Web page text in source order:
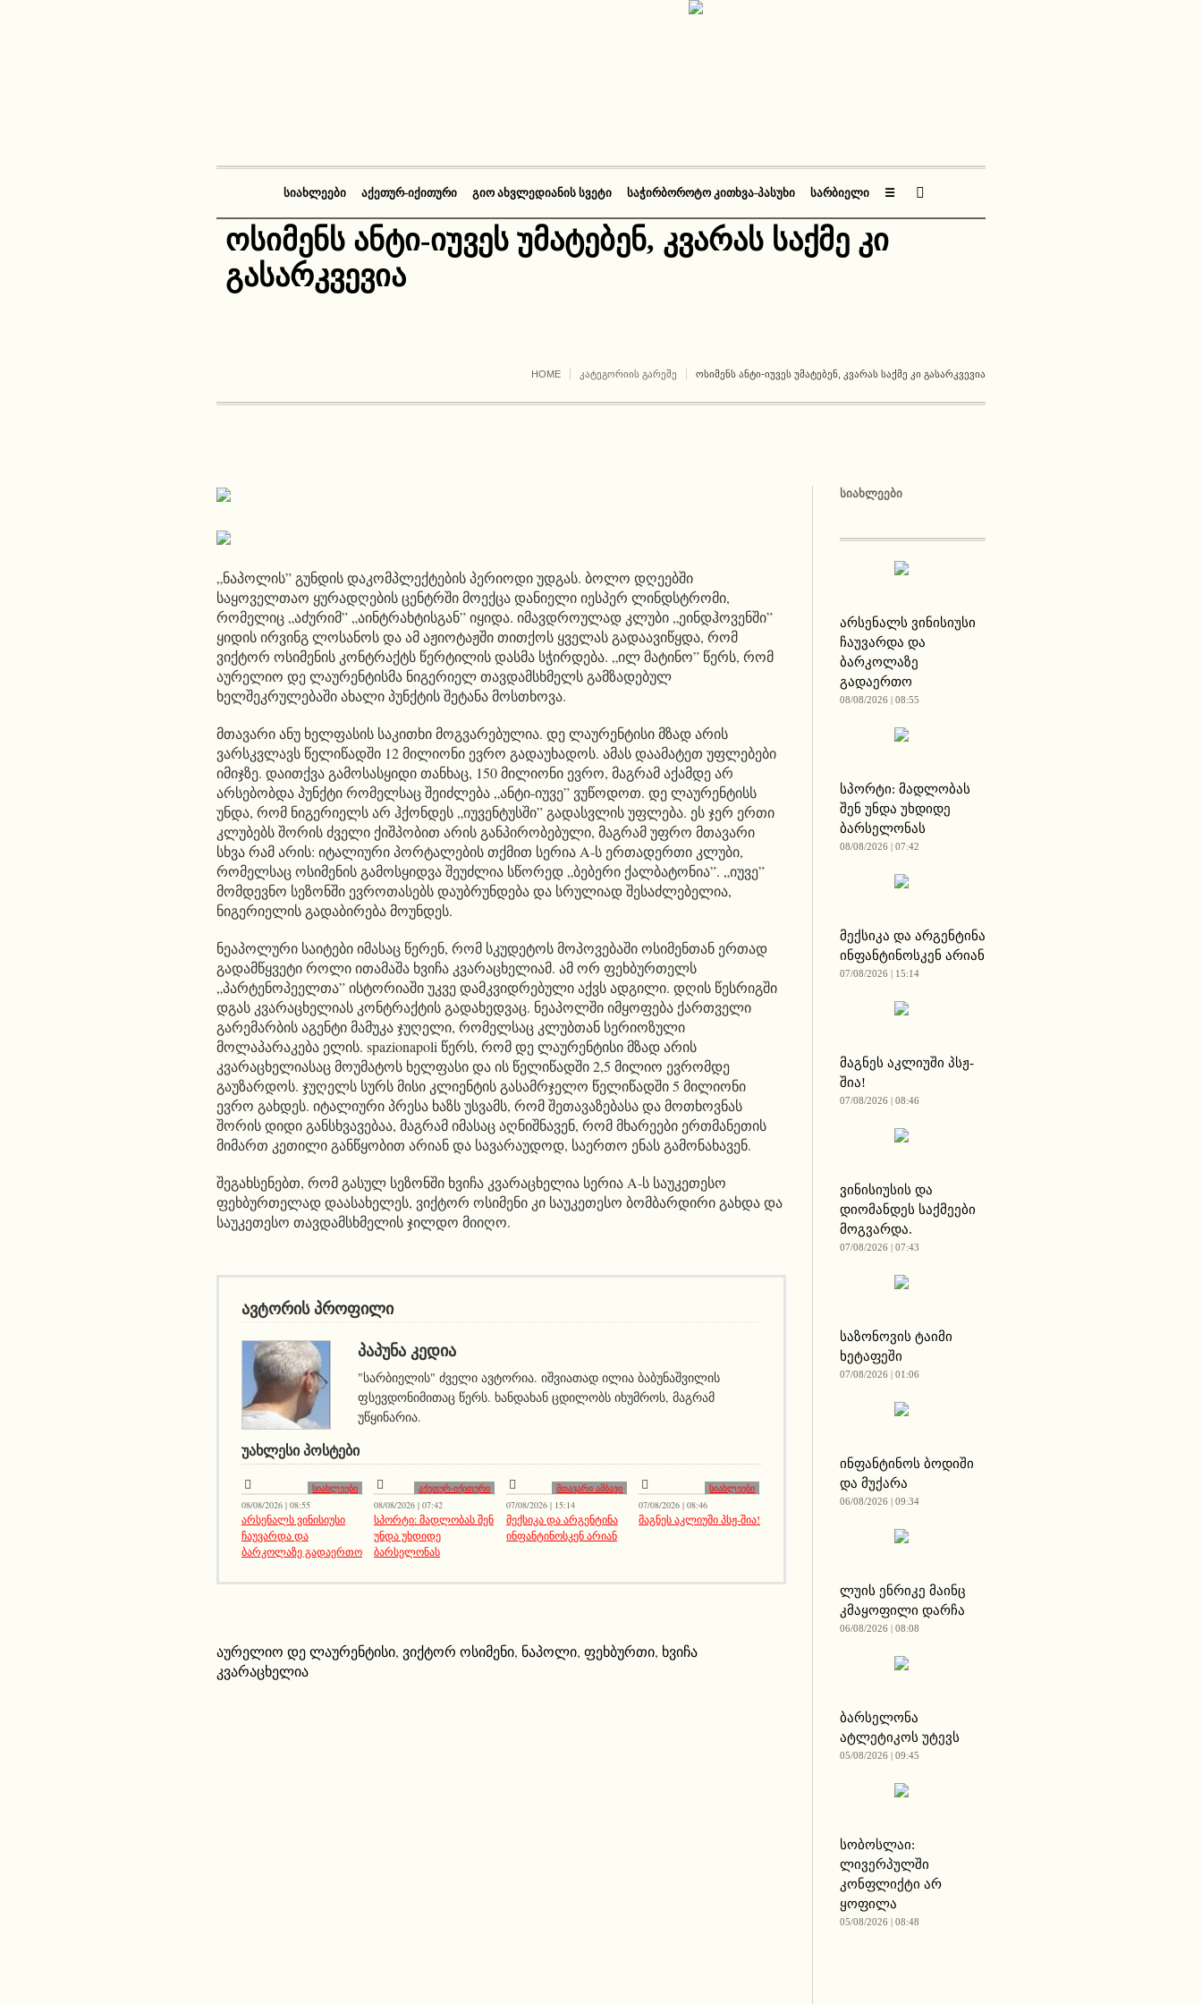
ᲡᲘᲐᲮᲚᲔᲔᲑᲘ ᲐᲥᲔᲗᲣᲠ-ᲘᲥᲘᲗᲣᲠᲘ ᲒᲘᲝ ᲐᲮᲕᲚᲔᲓᲘᲐᲜᲘᲡ ᲡᲕᲔᲢᲘ ᲡᲐᲭᲘᲠᲑᲝᲠᲝᲢᲝ ᲙᲘᲗᲮᲕᲐ-ᲞᲐᲡᲣᲮᲘ ᲡᲐᲠᲑᲘᲔᲚᲘ ☰
ოსიმენს ანტი-იუვეს უმატებენ, კვარას საქმე კი
გასარკვევია
HOME ᲙᲐᲢᲔᲒᲝᲠᲘᲘᲡ ᲒᲐᲠᲔᲨᲔ ᲝᲡᲘᲛᲔᲜᲡ ᲐᲜᲢᲘ-ᲘᲣᲕᲔᲡ ᲣᲛᲐᲢᲔᲑᲔᲜ, ᲙᲕᲐᲠᲐᲡ ᲡᲐᲥᲛᲔ ᲙᲘ ᲒᲐᲡᲐᲠᲙᲕᲔᲕᲘᲐ
„ნაპოლის” გუნდის დაკომპლექტების პერიოდი უდგას. ბოლო დღეებში
საყოველთაო ყურადღების ცენტრში მოექცა დანიელი იესპერ ლინდსტრომი,
რომელიც „აძურიმ” „აინტრახტისგან” იყიდა. იმავდროულად კლუბი „ეინდჰოვენში”
ყიდის ირვინგ ლოსანოს და ამ აჟიოტაჟში თითქოს ყველას გადაავიწყდა, რომ
ვიქტორ ოსიმენის კონტრაქტს წერტილის დასმა სჭირდება. „ილ მატინო” წერს, რომ
აურელიო დე ლაურენტისმა ნიგერიელ თავდამსხმელს გამზადებულ
ხელშეკრულებაში ახალი პუნქტის შეტანა მოსთხოვა.
მთავარი ანუ ხელფასის საკითხი მოგვარებულია. დე ლაურენტისი მზად არის
ვარსკვლავს წელიწადში 12 მილიონი ევრო გადაუხადოს. ამას დაამატეთ უფლებები
იმიჯზე. დაითქვა გამოსასყიდი თანხაც, 150 მილიონი ევრო, მაგრამ აქამდე არ
არსებობდა პუნქტი რომელსაც შეიძლება „ანტი-იუვე” ვუწოდოთ. დე ლაურენტისს
უნდა, რომ ნიგერიელს არ ჰქონდეს „იუვენტუსში” გადასვლის უფლება. ეს ჯერ ერთი
კლუბებს შორის ძველი ქიშპობით არის განპირობებული, მაგრამ უფრო მთავარი
სხვა რამ არის: იტალიური პორტალების თქმით სერია A-ს ერთადერთი კლუბი,
რომელსაც ოსიმენის გამოსყიდვა შეუძლია სწორედ „ბებერი ქალბატონია”. „იუვე”
მომდევნო სეზონში ევროთასებს დაუბრუნდება და სრულიად შესაძლებელია,
ნიგერიელის გადაბირება მოუნდეს.
ნეაპოლური საიტები იმასაც წერენ, რომ სკუდეტოს მოპოვებაში ოსიმენთან ერთად
გადამწყვეტი როლი ითამაშა ხვიჩა კვარაცხელიამ. ამ ორ ფეხბურთელს
„პარტენოპეელთა” ისტორიაში უკვე დამკვიდრებული აქვს ადგილი. დღის წესრიგში
დგას კვარაცხელიას კონტრაქტის გადახედვაც. ნეაპოლში იმყოფება ქართველი
გარემარბის აგენტი მამუკა ჯუღელი, რომელსაც კლუბთან სერიოზული
მოლაპარაკება ელის. spazionapoli წერს, რომ დე ლაურენტისი მზად არის
კვარაცხელიასაც მოუმატოს ხელფასი და ის წელიწადში 2,5 მილიო ევრომდე
გაუზარდოს. ჯუღელს სურს მისი კლიენტის გასამრჯელო წელიწადში 5 მილიონი
ევრო გახდეს. იტალიური პრესა ხაზს უსვამს, რომ შეთავაზებასა და მოთხოვნას
შორის დიდი განსხვავებაა, მაგრამ იმასაც აღნიშნავენ, რომ მხარეები ერთმანეთის
მიმართ კეთილი განწყობით არიან და სავარაუდოდ, საერთო ენას გამონახავენ.
შეგახსენებთ, რომ გასულ სეზონში ხვიჩა კვარაცხელია სერია A-ს საუკეთესო
ფეხბურთელად დაასახელეს, ვიქტორ ოსიმენი კი საუკეთესო ბომბარდირი გახდა და
საუკეთესო თავდამსხმელის ჯილდო მიიღო.
ავტორის პროფილი
ᲞᲐᲞᲣᲜᲐ ᲙᲔᲓᲘᲐ
"სარბიელის" ძველი ავტორია. იშვიათად ილია ბაბუნაშვილის
ფსევდონიმითაც წერს. ხანდახან ცდილობს იხუმროს, მაგრამ
უწყინარია.
ᲣᲐᲮᲚᲔᲡᲘ ᲞᲝᲡᲢᲔᲑᲘ
სიახლეები
08/08/2026 | 08:55
არსენალს ვინისიუსი
ჩაუვარდა და
ბარკოლაზე გადაერთო
აქეთურ-იქითური
08/08/2026 | 07:42
სპორტი: მადლობას შენ
უნდა უხდიდე
ბარსელონას
მთავარი ამბავი
07/08/2026 | 15:14
მექსიკა და არგენტინა
ინფანტინოსკენ არიან
სიახლეები
07/08/2026 | 08:46
მაგნეს აკლიუში პსჟ-შია!
აურელიო დე ლაურენტისი, ვიქტორ ოსიმენი, ნაპოლი, ფეხბურთი, ხვიჩა
კვარაცხელია
ᲡᲘᲐᲮᲚᲔᲔᲑᲘ
არსენალს ვინისიუსი
ჩაუვარდა და
ბარკოლაზე
გადაერთო
08/08/2026 | 08:55
სპორტი: მადლობას
შენ უნდა უხდიდე
ბარსელონას
08/08/2026 | 07:42
მექსიკა და არგენტინა
ინფანტინოსკენ არიან
07/08/2026 | 15:14
მაგნეს აკლიუში პსჟ-
შია!
07/08/2026 | 08:46
ვინისიუსის და
დიომანდეს საქმეები
მოგვარდა.
07/08/2026 | 07:43
საზონოვის ტაიმი
ხეტაფეში
07/08/2026 | 01:06
ინფანტინოს ბოდიში
და მუქარა
06/08/2026 | 09:34
ლუის ენრიკე მაინც
კმაყოფილი დარჩა
06/08/2026 | 08:08
ბარსელონა
ატლეტიკოს უტევს
05/08/2026 | 09:45
სობოსლაი:
ლივერპულში
კონფლიქტი არ
ყოფილა
05/08/2026 | 08:48